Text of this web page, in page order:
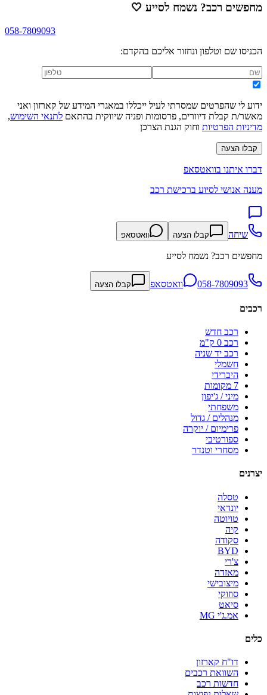
מחפשים רכב? נשמח לסייע 🤍
058-7809093
הכניסו שם וטלפון ונחזור אליכם בהקדם:
ידוע לי שהפרטים שמסרתי לעיל ייכללו במאגרי המידע של קארזון ואני
מאשר/ת קבלת דיוורים, פרסומות ופניה שיווקית בהתאם לתנאי השימוש,
מדיניות הפרטיות וחוק הגנת הצרכן
קבלו הצעה
דברו איתנו בוואטסאפ
מענה אנושי לסיוע ברכישת רכב
שיחה קבלו הצעה וואטסאפ
מחפשים רכב? נשמח לסייע
058-7809093 וואטסאפ קבלו הצעה
רכבים
רכב חדש
רכב 0 ק"מ
רכב יד שניה
חשמלי
היברידי
7 מקומות
מיני / ג'יפון
משפחתי
מנהלים / גדול
פרימיום / יוקרה
ספורטיבי
מסחרי וטנדר
יצרנים
טסלה
יונדאי
טויוטה
קיה
סקודה
BYD
צ'רי
מאזדה
מיצובישי
סוזוקי
סיאט
אמ.ג'י MG
כלים
דו"ח קארזון
השוואת רכבים
חדשות רכב